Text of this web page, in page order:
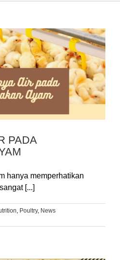
PADA
hanya memperhatikan
[...]
, Poultry, News